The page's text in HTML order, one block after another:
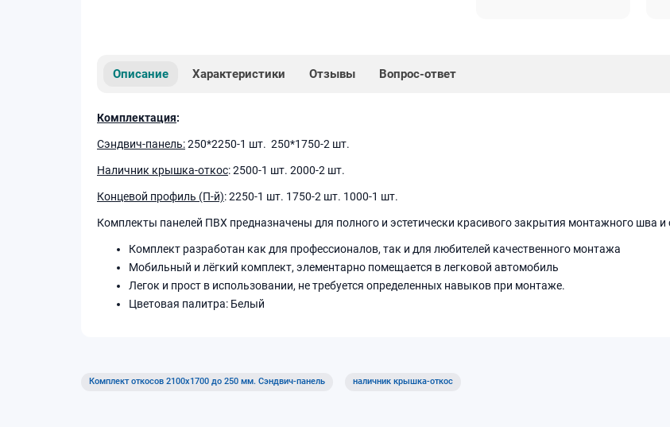
Описание Характеристики Отзывы Вопрос-ответ
Комплектация:
Сэндвич-панель:250*2250-1 шт. 250*1750-2 шт.
Наличник крышка-откос: 2500-1 шт. 2000-2 шт.
Концевой профиль (П-й): 2250-1 шт. 1750-2 шт. 1000-1 шт.
Комплекты панелей ПВХ предназначены для полного и эстетически красивого закрытия монтажного шва и
Комплект разработан как для профессионалов, так и для любителей качественного монтажа
Мобильный и лёгкий комплект, элементарно помещается в легковой автомобиль
Легок и прост в использовании, не требуется определенных навыков при монтаже.
Цветовая палитра: Белый
Комплект откосов 2100x1700 до 250 мм. Сэндвич-панель наличник крышка-откос